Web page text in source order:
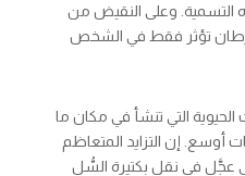
التسمية. وعلى النقيض من
تؤثر فقط في الشخص
التي تنشأ في مكان ما
أوسع. إن التزايد المتعاظم
عجَّل في نقل بكتيرة السُّل